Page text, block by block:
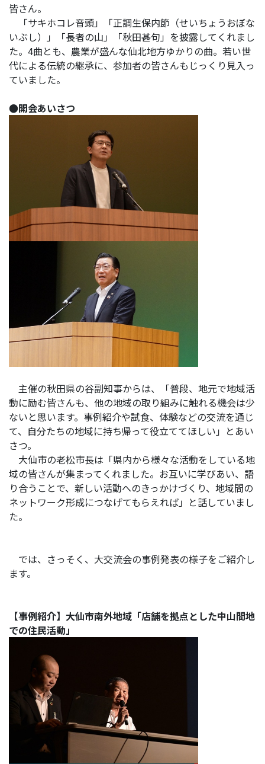
皆さん。
「サキホコレ音頭」「正調生保内節（せいちょうおぼな
いぶし）」「長者の山」「秋田甚句」を披露してくれまし
た。4曲とも、農業が盛んな仙北地方ゆかりの曲。若い世
代による伝統の継承に、参加者の皆さんもじっくり見入っ
ていました。
●開会あいさつ
主催の秋田県の谷副知事からは、「普段、地元で地域活
動に励む皆さんも、他の地域の取り組みに触れる機会は少
ないと思います。事例紹介や試食、体験などの交流を通じ
て、自分たちの地域に持ち帰って役立ててほしい」とあい
さつ。
大仙市の老松市長は 「県内から様々な活動をしている地
域の皆さんが集まってくれました。お互いに学びあい、語
り合うことで、新しい活動へのきっかけづくり、地域間の
ネットワーク形成につなげてもらえれば」と話していまし
た。
では、さっそく、大交流会の事例発表の様子をご紹介し
ます。
【事例紹介】大仙市南外地域「店舗を拠点とした中山間地
での住民活動」